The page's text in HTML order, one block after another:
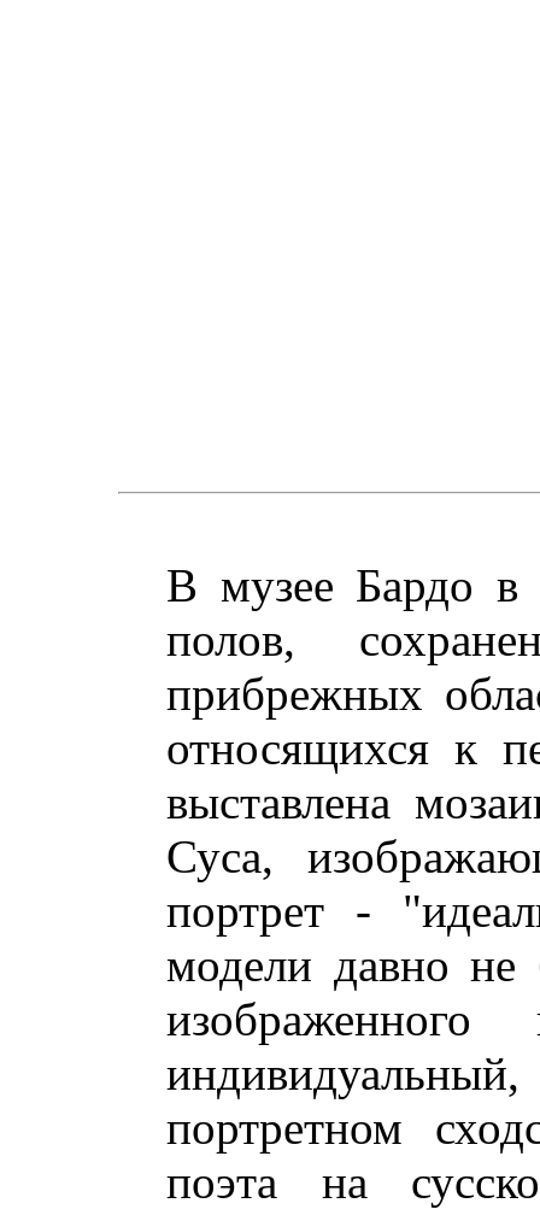
В музее Бардо в
полов,
прибрежных
относящихся к
выставлена
Суса,
портрет -
модели давно
портретном
поэта на